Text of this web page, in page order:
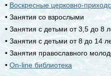
• Воскресные церковно-
• Занятия со взрослыми
• Занятия с детьми от 3,5 до 8
• Занятия с детьми от 8 до 14
• Занятия православного
• On-line библиотека